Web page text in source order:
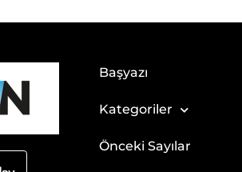
Başyazı
Kategoriler
Önceki Sayılar